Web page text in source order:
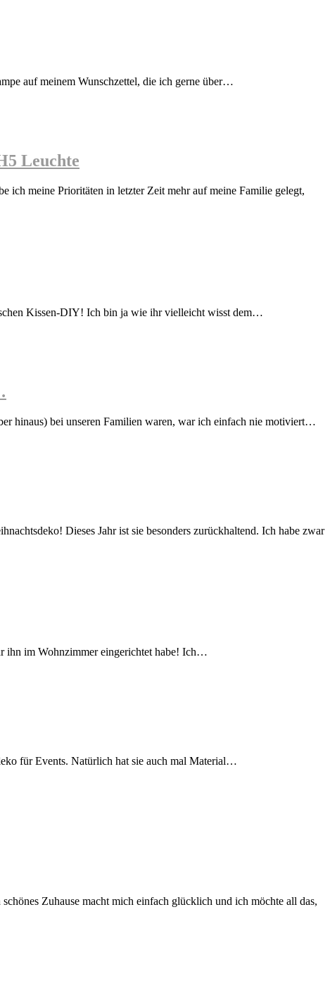
auf meinem Wunschzettel, die ich gerne über…
Leuchte
ich meine Prioritäten in letzter Zeit mehr auf meine Familie gelegt,
Kissen-DIY! Ich bin ja wie ihr vielleicht wisst dem…
hinaus) bei unseren Familien waren, war ich einfach nie motiviert…
Dieses Jahr ist sie besonders zurückhaltend. Ich habe zwar
ihn im Wohnzimmer eingerichtet habe! Ich…
für Events. Natürlich hat sie auch mal Material…
Zuhause macht mich einfach glücklich und ich möchte all das,